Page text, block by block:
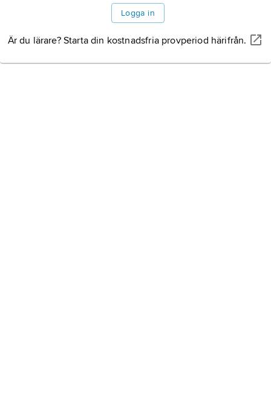
Logga in
Är du lärare? Starta din kostnadsfria provperiod härifrån.